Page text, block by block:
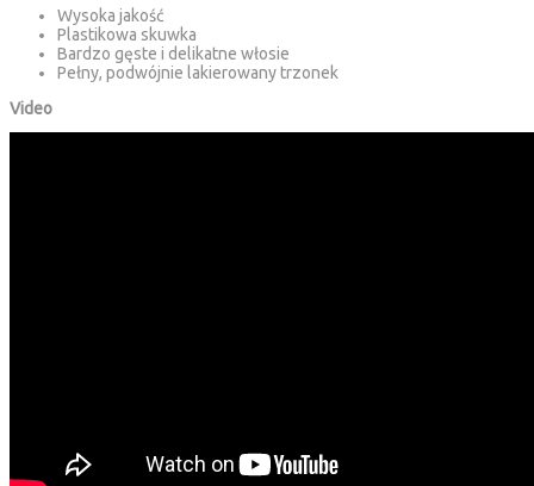
Wysoka jakość
Plastikowa skuwka
Bardzo gęste i delikatne włosie
Pełny, podwójnie lakierowany trzonek
Video